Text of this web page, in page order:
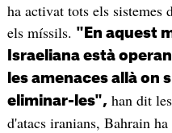
ha activat tots els sistemes
els míssils. "En aquest
Israeliana està
les amenaces allà on
eliminar-les", han dit
d'atacs iranians, Bahrain